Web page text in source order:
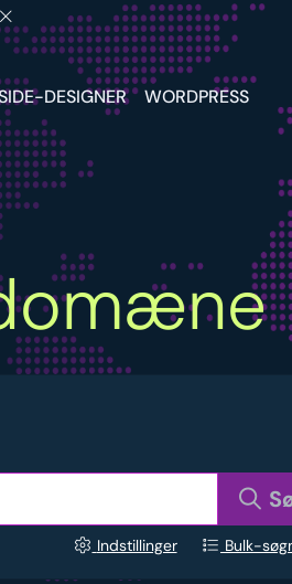
DESIGNER WORDPRESS
Indstillinger Bulk-